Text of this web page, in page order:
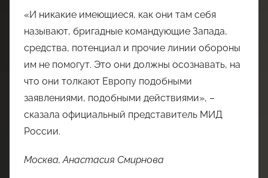
«И никакие имеющиеся, как они там себя
называют, бригадные командующие Запада,
средства, потенциал и прочие линии обороны
им не помогут. Это они должны осознавать, на
что они толкают Европу подобными
заявлениями, подобными действиями», –
сказала официальный представитель МИД
России.
Москва, Анастасия Смирнова